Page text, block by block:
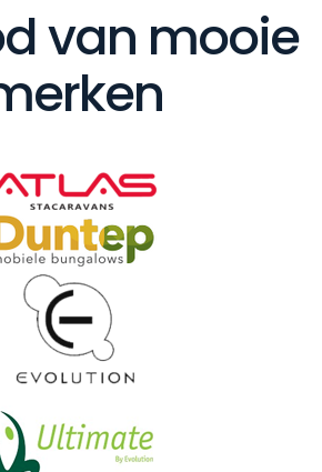
van mooie